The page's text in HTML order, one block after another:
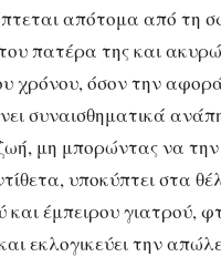
απότομα από τη
πατέρα της και
χρόνου, όσον την
συναισθηματικά
μη μπορώντας να την
υποκύπτει στα
και έμπειρου γιατρού,
εκλογικεύει την